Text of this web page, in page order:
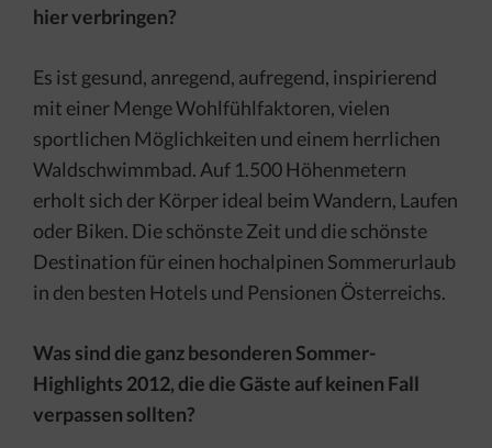
hier verbringen?
Es ist gesund, anregend, aufregend, inspirierend
mit einer Menge Wohlfühlfaktoren, vielen
sportlichen Möglichkeiten und einem herrlichen
Waldschwimmbad. Auf 1.500 Höhenmetern
erholt sich der Körper ideal beim Wandern, Laufen
oder Biken. Die schönste Zeit und die schönste
Destination für einen hochalpinen Sommerurlaub
in den besten Hotels und Pensionen Österreichs.
Was sind die ganz besonderen Sommer-
Highlights 2012, die die Gäste auf keinen Fall
verpassen sollten?